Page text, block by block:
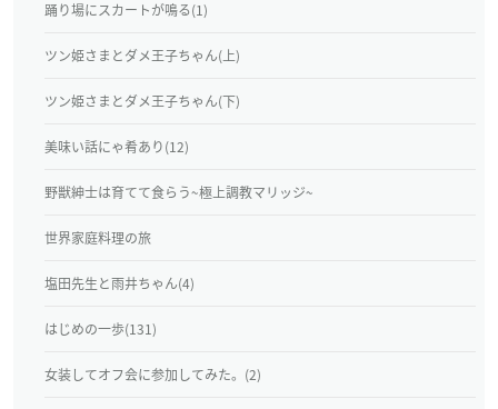
踊り場にスカートが鳴る(1)
ツン姫さまとダメ王子ちゃん(上)
ツン姫さまとダメ王子ちゃん(下)
美味い話にゃ肴あり(12)
野獣紳士は育てて食らう~極上調教マリッジ~
世界家庭料理の旅
塩田先生と雨井ちゃん(4)
はじめの一歩(131)
女装してオフ会に参加してみた。(2)